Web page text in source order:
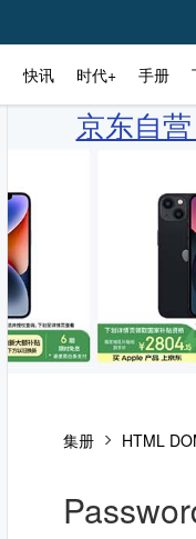
快讯 时代+ 手册
京东自
集册 HTML